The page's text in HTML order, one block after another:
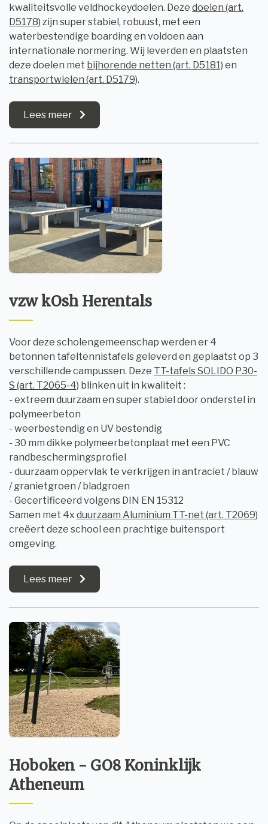
kwaliteitsvolle veldhockeydoelen. Deze doelen (art.
D5178) zijn super stabiel, robuust, met een
waterbestendige boarding en voldoen aan
internationale normering. Wij leverden en plaatsten
deze doelen met bijhorende netten (art. D5181) en
transportwielen (art. D5179).
Lees meer
vzw kOsh Herentals
Voor deze scholengemeenschap werden er 4
betonnen tafeltennistafels geleverd en geplaatst op 3
verschillende campussen. Deze TT-tafels SOLIDO P30-
S (art. T2065-4) blinken uit in kwaliteit :
- extreem duurzaam en super stabiel door onderstel in
polymeerbeton
- weerbestendig en UV bestendig
- 30 mm dikke polymeerbetonplaat met een ​​PVC
randbeschermingsprofiel
- duurzaam oppervlak te verkrijgen in antraciet / blauw
/ granietgroen / bladgroen
- Gecertificeerd volgens DIN EN 15312
Samen met 4x duurzaam Aluminium TT-net (art. T2069)
creëert deze school een prachtige buitensport
omgeving.
Lees meer
Hoboken - GO8 Koninklijk
Atheneum